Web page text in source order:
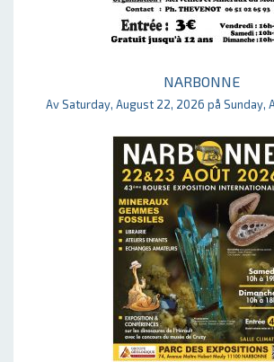
NARBONNE
Av Saturday, August 22, 2026 på Sunday,